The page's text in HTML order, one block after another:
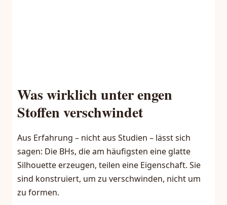
Was wirklich unter engen
Stoffen verschwindet
Aus Erfahrung – nicht aus Studien – lässt sich
sagen: Die BHs, die am häufigsten eine glatte
Silhouette erzeugen, teilen eine Eigenschaft. Sie
sind konstruiert, um zu verschwinden, nicht um
zu formen.